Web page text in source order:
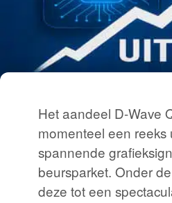
Het aandeel D-Wave
momenteel een reeks
spannende
beursparket. Onder
deze tot een